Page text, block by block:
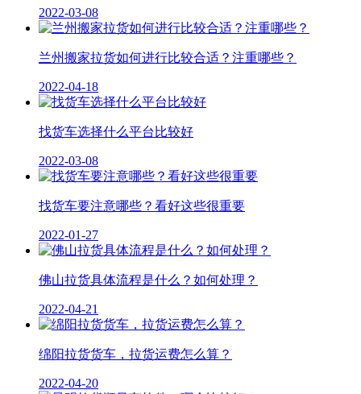
2022-03-08
兰州搬家拉货如何进行比较合适？注重哪些？
2022-04-18
找货车选择什么平台比较好
2022-03-08
找货车要注意哪些？看好这些很重要
2022-01-27
佛山拉货具体流程是什么？如何处理？
2022-04-21
绵阳拉货货车，拉货运费怎么算？
2022-04-20